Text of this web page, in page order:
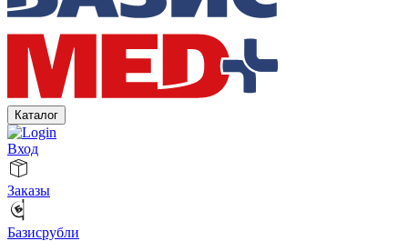
Каталог
Вход
Заказы
Базисрубли